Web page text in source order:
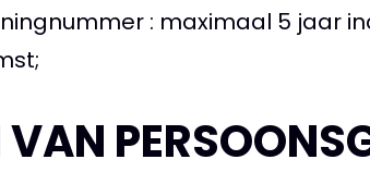
: maximaal 5 jaar
VAN